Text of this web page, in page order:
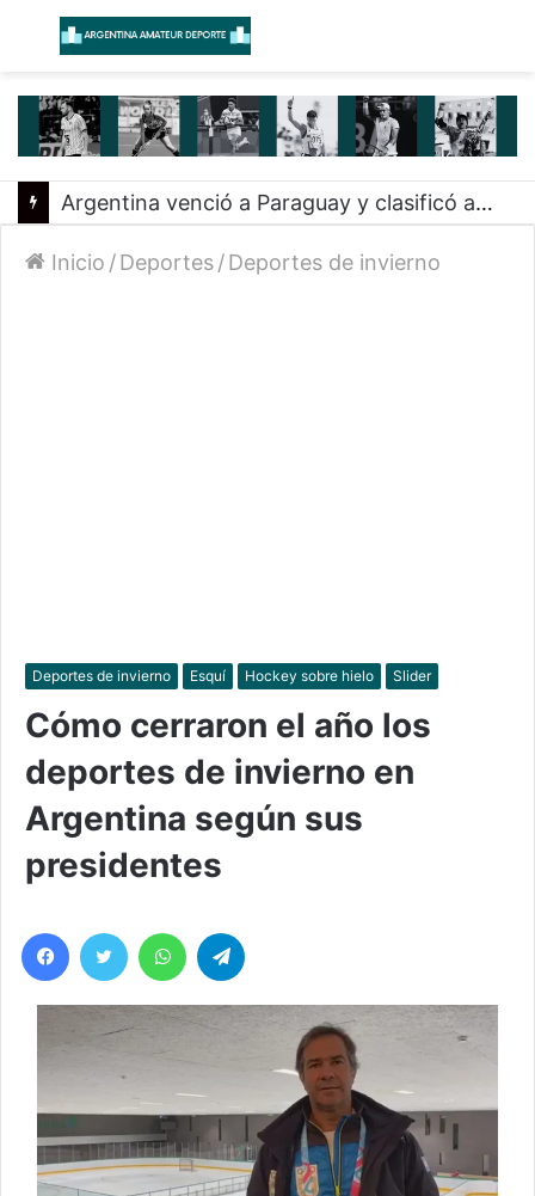
Menú
Argentina venció a Paraguay y clasificó a la Americup
Inicio /Deportes/Deportes de invierno
Deportes de invierno Esquí Hockey sobre hielo Slider
Cómo cerraron el año los
deportes de invierno en
Argentina según sus
presidentes
Facebook
Twitter WhatsApp